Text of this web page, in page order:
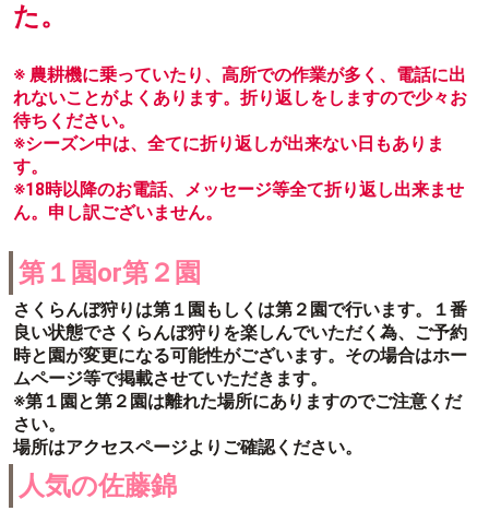
た。
※ 農耕機に乗っていたり、高所での作業が多く、電話に出
れないことがよくあります。折り返しをしますので少々お
待ちください。
※シーズン中は、全てに折り返しが出来ない日もありま
す。
※18時以降のお電話、メッセージ等全て折り返し出来ませ
ん。申し訳ございません。
第１園or第２園
さくらんぼ狩りは第１園もしくは第２園で行います。１番
良い状態でさくらんぼ狩りを楽しんでいただく為、ご予約
時と園が変更になる可能性がございます。その場合はホー
ムページ等で掲載させていただきます。
※第１園と第２園は離れた場所にありますのでご注意くだ
さい。
場所はアクセスページよりご確認ください。
人気の佐藤錦